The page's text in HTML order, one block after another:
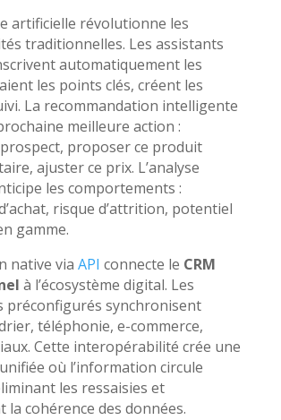
artificielle révolutionne les
traditionnelles. Les assistants
automatiquement les
les points clés, créent les
La recommandation intelligente
meilleure action :
proposer ce produit
ajuster ce prix. L’analyse
les comportements :
risque d’attrition, potentiel
gamme.
native via API connecte le CRM
à l’écosystème digital. Les
préconfigurés synchronisent
téléphonie, e-commerce,
Cette interopérabilité crée une
où l’information circule
les ressaisies et
la cohérence des données.